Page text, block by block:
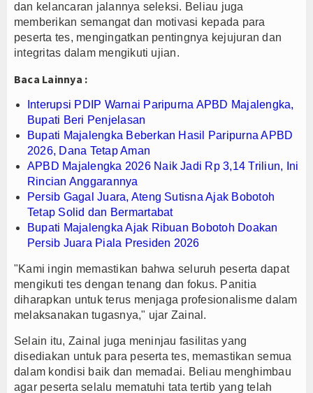
Interupsi PDIP Warnai Paripurna APBD
Bupati Majalengka Beberkan Hasil Paripurna
dan kelancaran jalannya seleksi. Beliau juga
memberikan semangat dan motivasi kepada para
peserta tes, mengingatkan pentingnya kejujuran dan
integritas dalam mengikuti ujian.
Baca Lainnya :
Interupsi PDIP Warnai Paripurna APBD Majalengka,
Bupati Beri Penjelasan
Bupati Majalengka Beberkan Hasil Paripurna APBD
2026, Dana Tetap Aman
APBD Majalengka 2026 Naik Jadi Rp 3,14 Triliun, Ini
Rincian Anggarannya
Persib Gagal Juara, Ateng Sutisna Ajak Bobotoh
Tetap Solid dan Bermartabat
Bupati Majalengka Ajak Ribuan Bobotoh Doakan
Persib Juara Piala Presiden 2026
"Kami ingin memastikan bahwa seluruh peserta dapat
mengikuti tes dengan tenang dan fokus. Panitia
diharapkan untuk terus menjaga profesionalisme dalam
melaksanakan tugasnya," ujar Zainal.
Selain itu, Zainal juga meninjau fasilitas yang
disediakan untuk para peserta tes, memastikan semua
dalam kondisi baik dan memadai. Beliau menghimbau
agar peserta selalu mematuhi tata tertib yang telah